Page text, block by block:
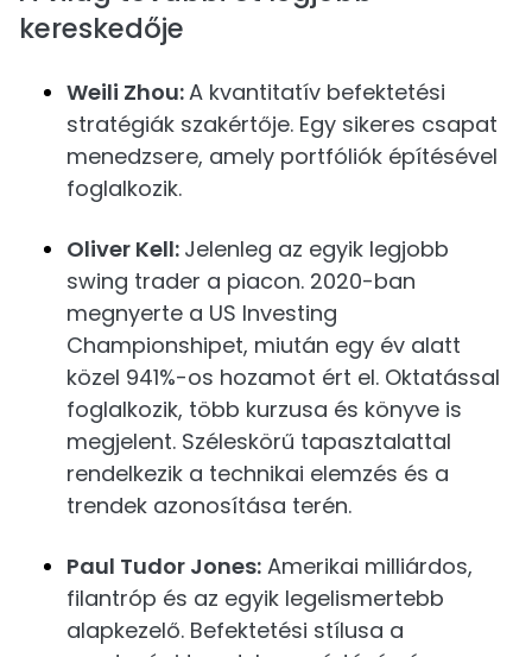
kereskedője
Weili Zhou:A kvantitatív befektetési
stratégiák szakértője. Egy sikeres csapat
menedzsere, amely portfóliók építésével
foglalkozik.
Oliver Kell: Jelenleg az egyik legjobb
swing trader a piacon. 2020-ban
megnyerte a US Investing
Championshipet, miután egy év alatt
közel 941%-os hozamot ért el. Oktatással
foglalkozik, több kurzusa és könyve is
megjelent. Széleskörű tapasztalattal
rendelkezik a technikai elemzés és a
trendek azonosítása terén.
Paul Tudor Jones: Amerikai milliárdos,
filantróp és az egyik legelismertebb
alapkezelő. Befektetési stílusa a